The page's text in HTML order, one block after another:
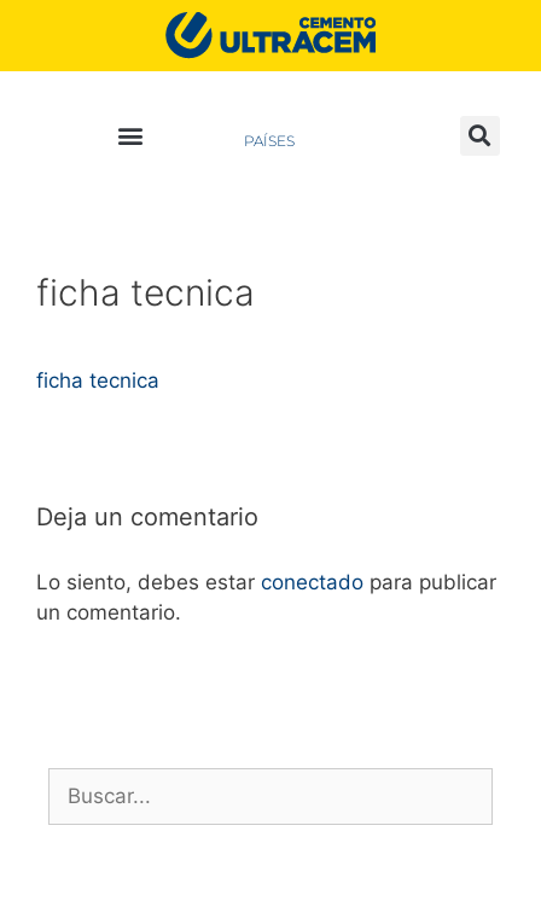
PAÍSES
ficha tecnica
ficha tecnica
Deja un comentario
Lo siento, debes estar conectado para publicar
un comentario.